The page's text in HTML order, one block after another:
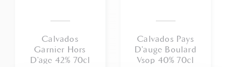
Calvados
Garnier Hors
D'age 42% 70cl
Calvados Pays
D'auge Boulard
Vsop 40% 70cl